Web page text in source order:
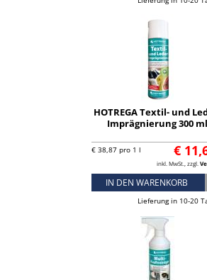
HOTREGA Textil- und
Imprägnierung 300 ml
€
€ 38,87 pro 1 l
inkl. MwSt., zzgl.
IN DEN WARENKORB
Lieferung in 10-20